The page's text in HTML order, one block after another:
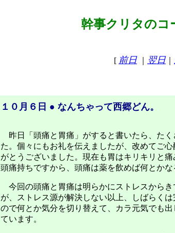
幹事クリタのコ
[ 前日 翌日
１０月６日 ● なんちゃって西郷どん。
昨日「頭痛と胃痛」がすると書いたら、た
た。個々にもお礼を伝えましたが、改めてご
がとうございました。現在も胃はキリキリと
頭痛持ちですから、頭痛は薬を飲めば何とかな
今回の頭痛と胃痛は明らかにストレスから
が、ストレス源が解決しない以上、しばらく
ので何とか気分を切り替えて、カラ元気でも
ています。